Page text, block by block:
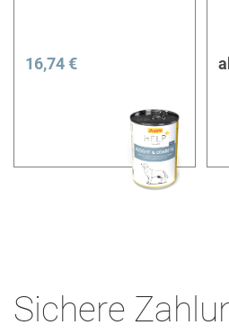
16,74 €
Sichere